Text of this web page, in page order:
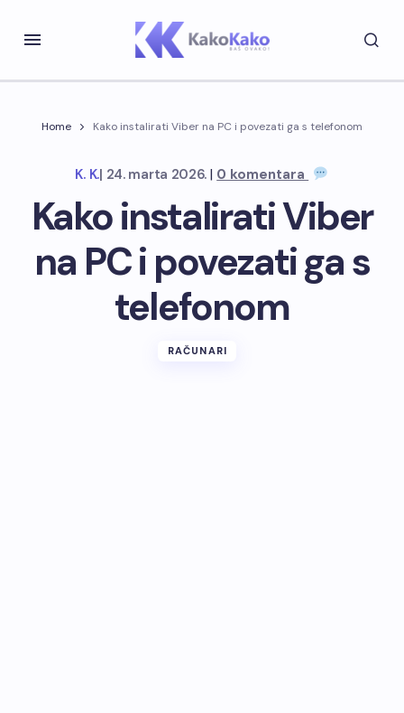
Home Kako instalirati Viber na PC i povezati ga s telefonom
K. K.| 24. marta 2026. | 0 komentara
Kako instalirati Viber
na PC i povezati ga s
telefonom
RAČUNARI